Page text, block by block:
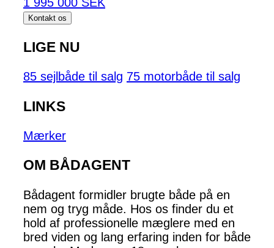
1 995 000 SEK
Kontakt os
LIGE NU
85 sejlbåde til salg 75 motorbåde til salg
LINKS
Mærker
OM BÅDAGENT
Bådagent formidler brugte både på en
nem og tryg måde. Hos os finder du et
hold af professionelle mæglere med en
bred viden og lang erfaring inden for både